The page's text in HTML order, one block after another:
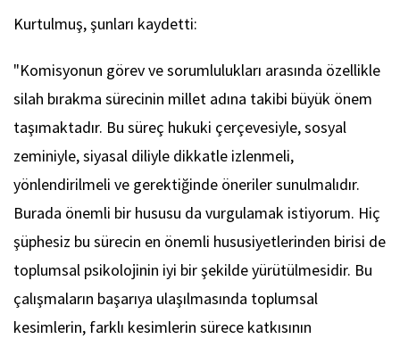
Kurtulmuş, şunları kaydetti:
"Komisyonun görev ve sorumlulukları arasında özellikle
silah bırakma sürecinin millet adına takibi büyük önem
taşımaktadır. Bu süreç hukuki çerçevesiyle, sosyal
zeminiyle, siyasal diliyle dikkatle izlenmeli,
yönlendirilmeli ve gerektiğinde öneriler sunulmalıdır.
Burada önemli bir hususu da vurgulamak istiyorum. Hiç
şüphesiz bu sürecin en önemli hususiyetlerinden birisi de
toplumsal psikolojinin iyi bir şekilde yürütülmesidir. Bu
çalışmaların başarıya ulaşılmasında toplumsal
kesimlerin, farklı kesimlerin sürece katkısının